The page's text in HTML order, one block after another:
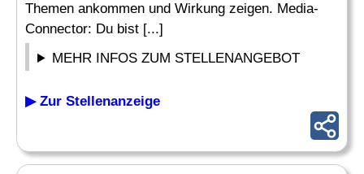
Themen ankommen und Wirkung zeigen. Media-
Connector: Du bist [...]
MEHR INFOS ZUM STELLENANGEBOT
▶ Zur Stellenanzeige